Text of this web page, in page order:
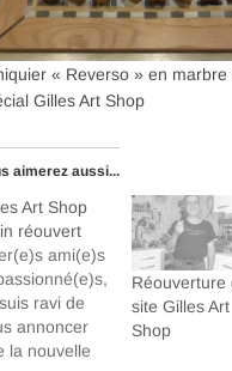
« Reverso » en marbre
Gilles Art Shop
aimerez aussi...
Art Shop
réouvert
ami(e)s
ravi de
annoncer
la nouvelle
Réouverture
site Gilles Art
Shop